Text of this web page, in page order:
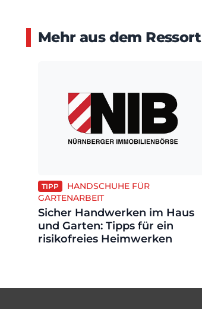
Mehr aus dem Ressort
TIPP
HANDSCHUHE FÜR
GARTENARBEIT
Sicher Handwerken im Haus
und Garten: Tipps für ein
risikofreies Heimwerken